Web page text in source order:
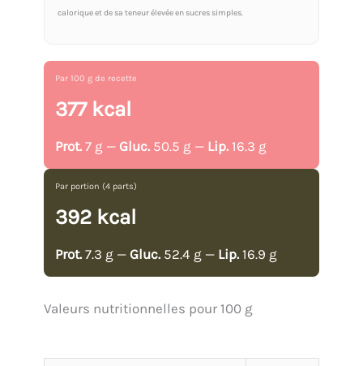
calorique et de sa teneur élevée en sucres simples.
Par 100 g de recette
377 kcal
Prot. 7 g — Gluc. 50.5 g — Lip. 16.3 g
Par portion (4 parts)
392 kcal
Prot. 7.3 g — Gluc. 52.4 g — Lip. 16.9 g
Valeurs nutritionnelles pour 100 g